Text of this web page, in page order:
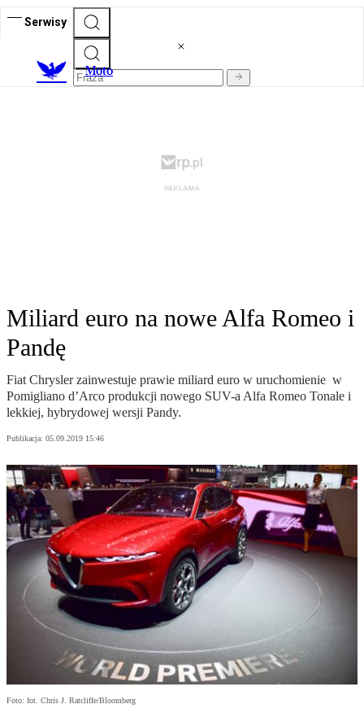
Serwisy
Moto
Miliard euro na nowe Alfa Romeo i
Pandę
Fiat Chrysler zainwestuje prawie miliard euro w uruchomienie w
Pomigliano d’Arco produkcji nowego SUV-a Alfa Romeo Tonale i
lekkiej, hybrydowej wersji Pandy.
Publikacja: 05.09.2019 15:46
Foto: fot. Chris J. Ratcliffe/Bloomberg